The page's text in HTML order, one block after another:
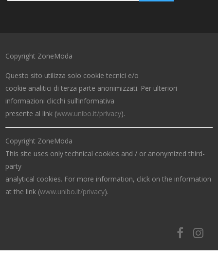
Copyright ZoneModa
Questo sito utilizza solo cookie tecnici e/o
cookie analitici di terza parte anonimizzati. Per ulteriori
informazioni clicchi sull’informativa
presente al link (www.unibo.it/privacy).
Copyright ZoneModa
This site uses only technical cookies and / or anonymized third-
party
analytical cookies. For more information, click on the information
at the link (www.unibo.it/privacy).